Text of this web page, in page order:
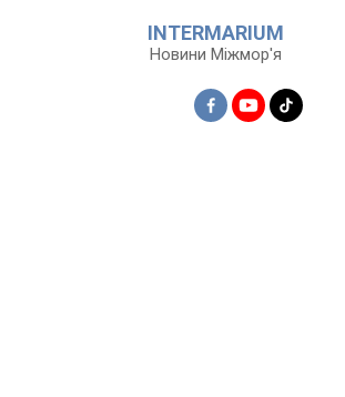
INTERMARIUM
Новини Міжмор'я